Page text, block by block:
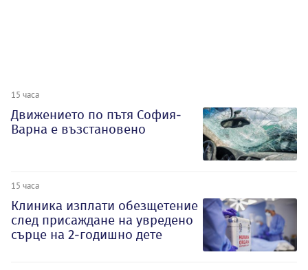
15 часа
Движението по пътя София-
Варна е възстановено
15 часа
Клиника изплати обезщетение
след присаждане на увредено
сърце на 2-годишно дете